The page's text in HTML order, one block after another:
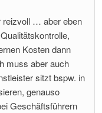
reizvoll … aber eben
Kosten dann
muss aber auch
sitzt bspw. in
genauso
Geschäftsführern